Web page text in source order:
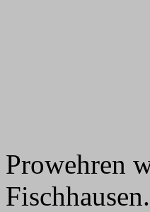
Prowehren